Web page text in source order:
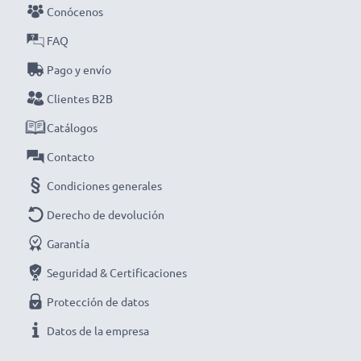
cargador inteligente y compacto con pantalla LCD de
CELLONIC. ¡Haz tu pedido ahora con entrega rápida y
garantía de 3 años!
Conócenos
FAQ
Pago y envío
Clientes B2B
Catálogos
Contacto
Condiciones generales
Derecho de devolución
Garantía
Seguridad & Certificaciones
Protección de datos
Datos de la empresa